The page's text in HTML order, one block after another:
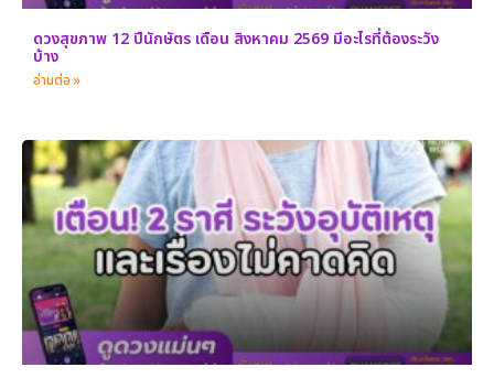
ดวงสุขภาพ 12 ปีนักษัตร เดือน สิงหาคม 2569 มีอะไรที่ต้องระวัง
บ้าง
อ่านต่อ »